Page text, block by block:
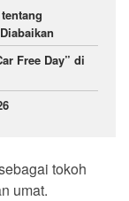
Free Day” di
tokoh
umat.